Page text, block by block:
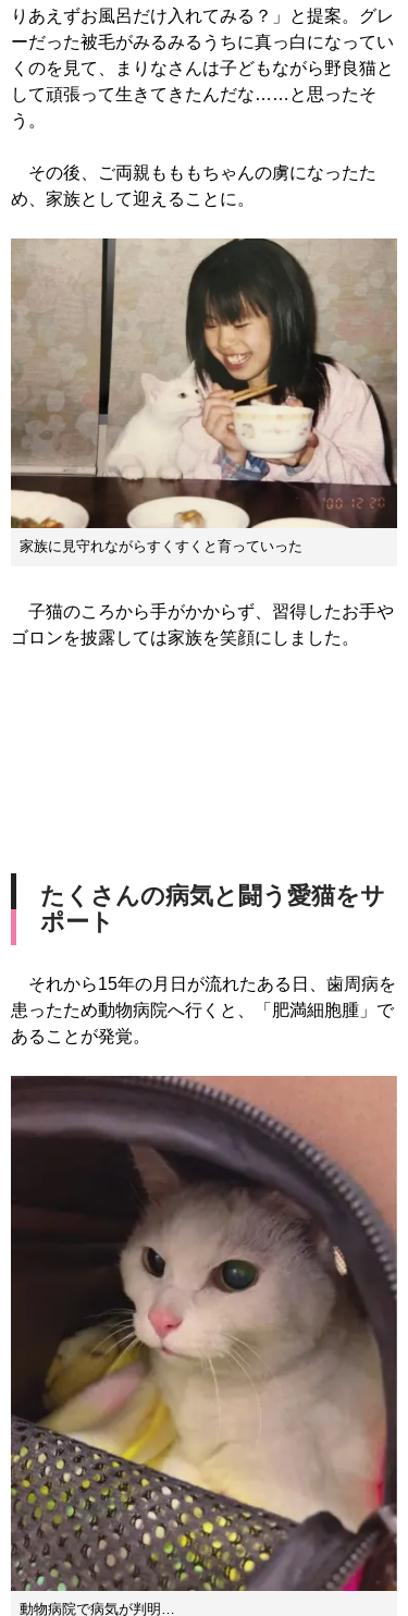
りあえずお風呂だけ入れてみる？」と提案。グレ
ーだった被毛がみるみるうちに真っ白になってい
くのを見て、まりなさんは子どもながら野良猫と
して頑張って生きてきたんだな……と思ったそ
う。
その後、ご両親もももちゃんの虜になったた
め、家族として迎えることに。
家族に見守れながらすくすくと育っていった
子猫のころから手がかからず、習得したお手や
ゴロンを披露しては家族を笑顔にしました。
たくさんの病気と闘う愛猫をサ
ポート
それから15年の月日が流れたある日、歯周病を
患ったため動物病院へ行くと、「肥満細胞腫」で
あることが発覚。
動物病院で病気が判明…